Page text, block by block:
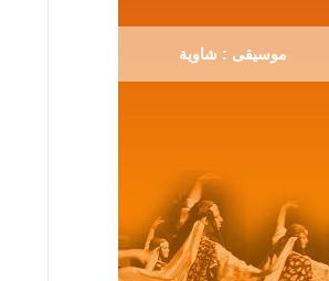
موسيقى : شاوية